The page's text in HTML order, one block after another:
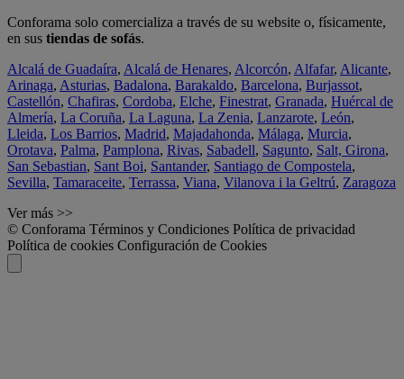
Conforama solo comercializa a través de su website o, físicamente,
en sus tiendas de sofás.
Alcalá de Guadaíra, Alcalá de Henares, Alcorcón, Alfafar, Alicante,
Arinaga, Asturias, Badalona, Barakaldo, Barcelona, Burjassot,
Castellón, Chafiras, Cordoba, Elche, Finestrat, Granada, Huércal de
Almería, La Coruña, La Laguna, La Zenia, Lanzarote, León,
Lleida, Los Barrios, Madrid, Majadahonda, Málaga, Murcia,
Orotava, Palma, Pamplona, Rivas, Sabadell, Sagunto, Salt, Girona,
San Sebastian, Sant Boi, Santander, Santiago de Compostela,
Sevilla, Tamaraceite, Terrassa, Viana, Vilanova i la Geltrú, Zaragoza
Ver más >>
© Conforama Términos y Condiciones Política de privacidad
Política de cookies Configuración de Cookies